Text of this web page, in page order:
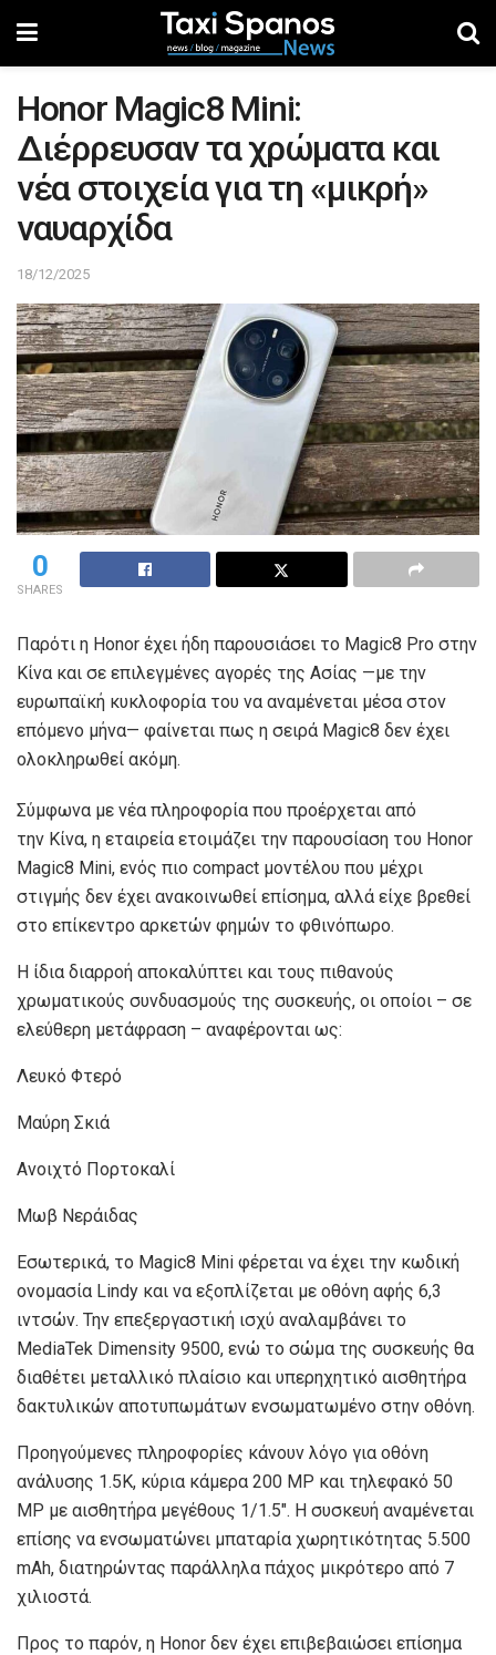
Honor Magic8 Mini:
Διέρρευσαν τα χρώματα και
νέα στοιχεία για τη «μικρή»
ναυαρχίδα
18/12/2025
0
SHARES
Παρότι η Honor έχει ήδη παρουσιάσει το Magic8 Pro στην
Κίνα και σε επιλεγμένες αγορές της Ασίας —με την
ευρωπαϊκή κυκλοφορία του να αναμένεται μέσα στον
επόμενο μήνα— φαίνεται πως η σειρά Magic8 δεν έχει
ολοκληρωθεί ακόμη.
Σύμφωνα με νέα πληροφορία που προέρχεται από
την Κίνα, η εταιρεία ετοιμάζει την παρουσίαση του Honor
Magic8 Mini, ενός πιο compact μοντέλου που μέχρι
στιγμής δεν έχει ανακοινωθεί επίσημα, αλλά είχε βρεθεί
στο επίκεντρο αρκετών φημών το φθινόπωρο.
Η ίδια διαρροή αποκαλύπτει και τους πιθανούς
χρωματικούς συνδυασμούς της συσκευής, οι οποίοι – σε
ελεύθερη μετάφραση – αναφέρονται ως:
Λευκό Φτερό
Μαύρη Σκιά
Ανοιχτό Πορτοκαλί
Μωβ Νεράιδας
Εσωτερικά, το Magic8 Mini φέρεται να έχει την κωδική
ονομασία Lindy και να εξοπλίζεται με οθόνη αφής 6,3
ιντσών. Την επεξεργαστική ισχύ αναλαμβάνει το
MediaTek Dimensity 9500, ενώ το σώμα της συσκευής θα
διαθέτει μεταλλικό πλαίσιο και υπερηχητικό αισθητήρα
δακτυλικών αποτυπωμάτων ενσωματωμένο στην οθόνη.
Προηγούμενες πληροφορίες κάνουν λόγο για οθόνη
ανάλυσης 1.5K, κύρια κάμερα 200 MP και τηλεφακό 50
MP με αισθητήρα μεγέθους 1/1.5″. Η συσκευή αναμένεται
επίσης να ενσωματώνει μπαταρία χωρητικότητας 5.500
mAh, διατηρώντας παράλληλα πάχος μικρότερο από 7
χιλιοστά.
Προς το παρόν, η Honor δεν έχει επιβεβαιώσει επίσημα